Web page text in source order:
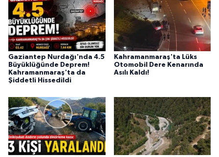
Gaziantep Nurdağı'nda 4.5
Büyüklüğünde Deprem!
Kahramanmaraş'ta da
Şiddetli Hissedildi
Kahramanmaraş'ta Lüks
Otomobil Dere Kenarında
Asılı Kaldı!